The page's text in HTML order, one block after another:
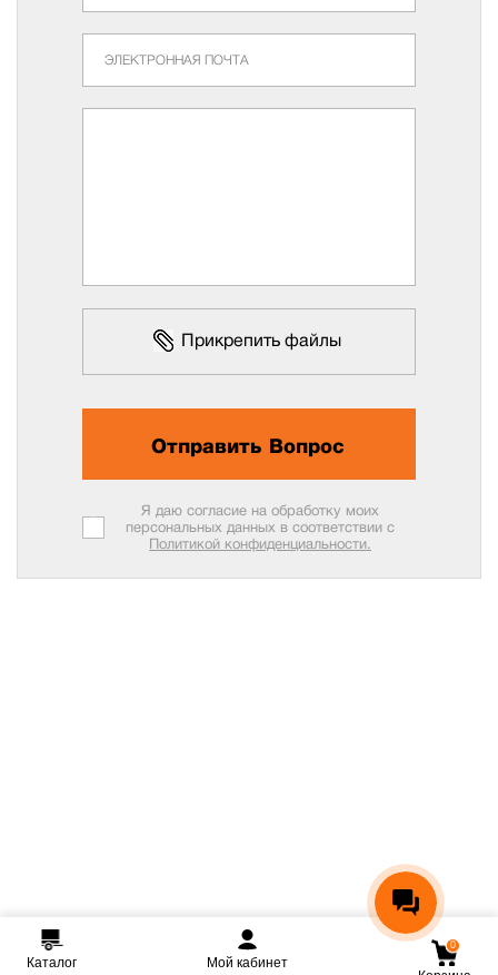
Прикрепить файлы
Отправить Вопрос
Я даю согласие на обработку моих
персональных данных в соответствии с
Политикой конфиденциальности.
Каталог Мой кабинет
0